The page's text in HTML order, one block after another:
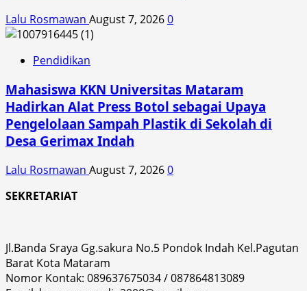
Lalu Rosmawan August 7, 20260
Pendidikan
Mahasiswa KKN Universitas Mataram
Hadirkan Alat Press Botol sebagai Upaya
Pengelolaan Sampah Plastik di Sekolah di
Desa Gerimax Indah
Lalu Rosmawan August 7, 20260
SEKRETARIAT
Jl.Banda Sraya Gg.sakura No.5 Pondok Indah Kel.Pagutan
Barat Kota Mataram
Nomor Kontak: 089637675034 / 087864813089